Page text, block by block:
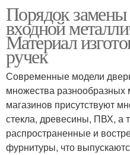
Порядок
входной
Материал
ручек
Современные модели
множества
магазинов присутствуют
стекла, древесины, ПВХ, а
распространенные и
фурнитуры, что